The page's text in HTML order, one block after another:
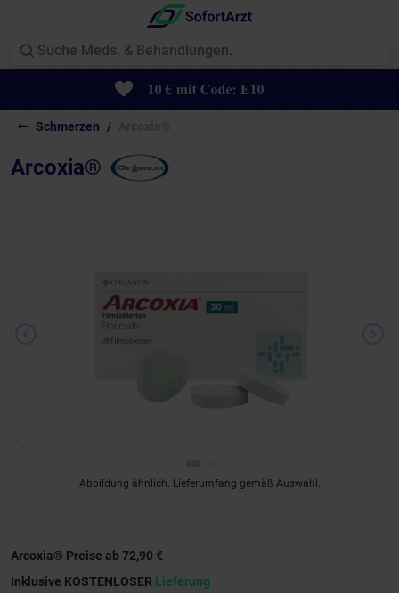
Schmerzen
Arcoxia®
Abbildung ähnlich. Lieferumfang gemäß Auswahl.
Arcoxia® Preise ab 72,90 €
Inklusive KOSTENLOSER Lieferung